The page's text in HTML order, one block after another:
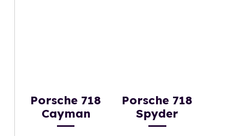
Porsche 718
Cayman
Porsche 718
Spyder